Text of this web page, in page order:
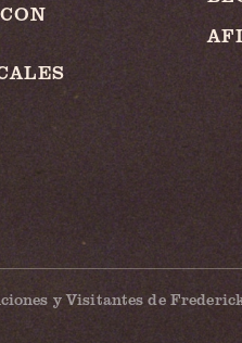
y Visitantes de